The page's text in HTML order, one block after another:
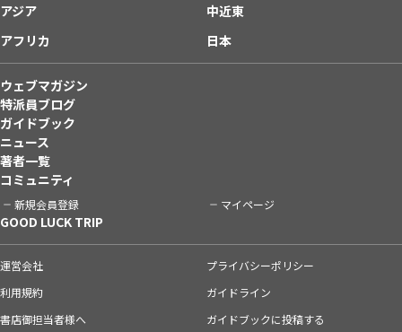
アジア
中近東
アフリカ
日本
ウェブマガジン
特派員ブログ
ガイドブック
ニュース
著者一覧
コミュニティ
新規会員登録 マイページ
GOOD LUCK TRIP
運営会社
プライバシーポリシー
利用規約
ガイドライン
書店御担当者様へ
ガイドブックに投稿する